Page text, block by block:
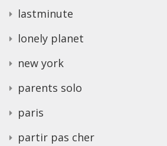
lastminute
lonely planet
new york
parents solo
paris
partir pas cher